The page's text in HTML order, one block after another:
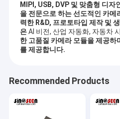
MIPI, USB, DVP 및 맞춤형 디자
을 전문으로 하는 선도적인 카메
력한 R&D, 프로토타입 제작 및
은AI 비전, 산업 자동화, 자동차
한 고품질 카메라 모듈을 제공하
를 제공합니다.
Recommended Products